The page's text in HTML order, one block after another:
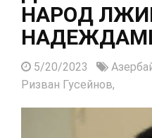
НАРОД
5/20/2023
Ризван Гусейнов,